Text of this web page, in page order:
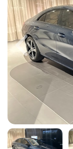
Previous